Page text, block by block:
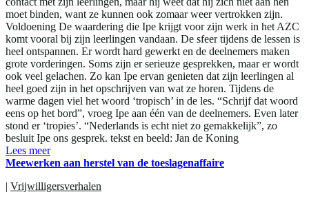
moet binden, want ze kunnen ook zomaar weer vertrokken zijn.
Voldoening De waardering die Ipe krijgt voor zijn werk in het AZC
komt vooral bij zijn leerlingen vandaan. De sfeer tijdens de lessen is
heel ontspannen. Er wordt hard gewerkt en de deelnemers maken
grote vorderingen. Soms zijn er serieuze gesprekken, maar er wordt
ook veel gelachen. Zo kan Ipe ervan genieten dat zijn leerlingen al
heel goed zijn in het opschrijven van wat ze horen. Tijdens de
warme dagen viel het woord ‘tropisch’ in de les. “Schrijf dat woord
eens op het bord”, vroeg Ipe aan één van de deelnemers. Even later
stond er ‘tropies’. “Nederlands is echt niet zo gemakkelijk”, zo
besluit Ipe ons gesprek. tekst en beeld: Jan de Koning
Lees meer
Meewerken aan herstel van de toeslagenaffaire
| Vrijwilligersverhalen